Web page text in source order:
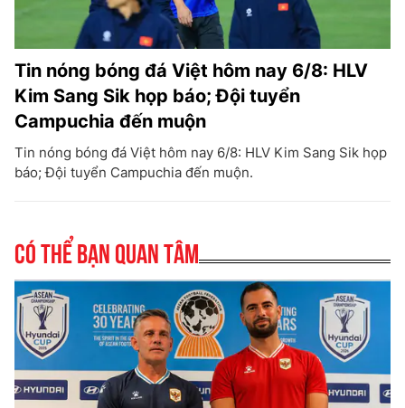
Tin nóng bóng đá Việt hôm nay 6/8: HLV
Kim Sang Sik họp báo; Đội tuyển
Campuchia đến muộn
Tin nóng bóng đá Việt hôm nay 6/8: HLV Kim Sang Sik họp
báo; Đội tuyển Campuchia đến muộn.
Có thể bạn quan tâm